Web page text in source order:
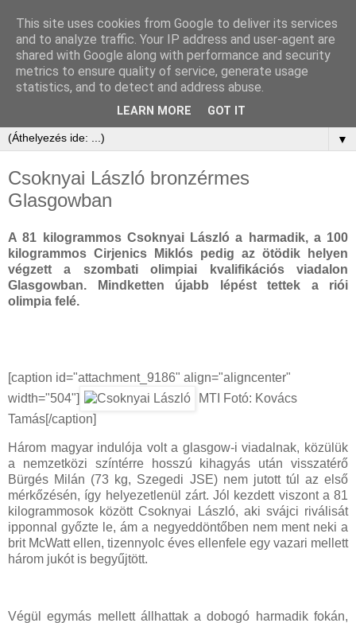
▼
Csoknyai László bronzérmes
Glasgowban
A 81 kilogrammos Csoknyai László a harmadik, a 100
kilogrammos Cirjenics Miklós pedig az ötödik helyen
végzett a szombati olimpiai kvalifikációs viadalon
Glasgowban. Mindketten újabb lépést tettek a riói
olimpia felé.
[caption id="attachment_9186" align="aligncenter"
width="504"]
MTI Fotó: Kovács
Tamás[/caption]
Három magyar indulója volt a glasgow-i viadalnak, közülük
a nemzetközi színtérre hosszú kihagyás után visszatérő
Bürgés Milán (73 kg, Szegedi JSE) nem jutott túl az első
mérkőzésén, így helyezetlenül zárt. Jól kezdett viszont a 81
kilogrammosok között Csoknyai László, aki svájci riválisát
ipponnal győzte le, ám a negyeddöntőben nem ment neki a
brit McWatt ellen, tizennyolc éves ellenfele egy vazari mellett
három jukót is begyűjtött.
Végül egymás mellett állhattak a dobogó harmadik fokán,
This site uses cookies from Google to deliver its services
and to analyze traffic. Your IP address and user-agent are
shared with Google along with performance and security
metrics to ensure quality of service, generate usage
statistics, and to detect and address abuse.
LEARN MORE GOT IT